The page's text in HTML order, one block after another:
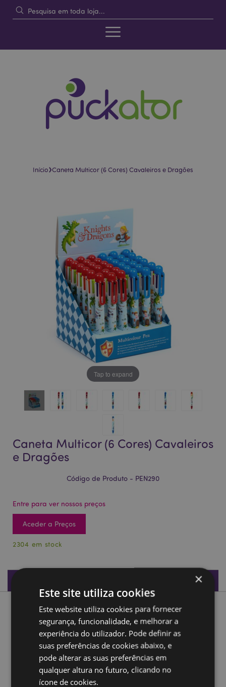
Início›Caneta Multicor (6 Cores) Cavaleiros e Dragões
Tap to expand
Caneta Multicor (6 Cores) Cavaleiros
e Dragões
Código de Produto - PEN290
Entre para ver nossos preços
Aceder a Preços
2304 em stock
Descrição do Produto
Caneta Multicor (6 Cores) Cavaleiros e Dragões
Material:
Cores das Tintas:Azul, vermelho, laranja, verde, roxo e
preto
×
Este site utiliza cookies
Este website utiliza cookies para fornecer
segurança, funcionalidade, e melhorar a
experiência do utilizador. Pode definir as
suas preferências de cookies abaixo, e
pode alterar as suas preferências em
qualquer altura no futuro, clicando no
ícone de cookies.